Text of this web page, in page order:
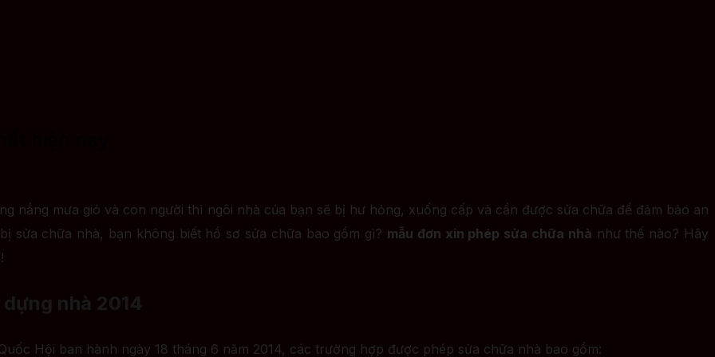
nắng mưa gió và con người thì ngôi nhà của bạn sẽ bị hư hỏng, xuống cấp và cần được sửa chữa để đảm bảo an
sửa chữa nhà, bạn không biết hồ sơ sửa chữa bao gồm gì? mẫu đơn xin phép sửa chữa nhà như thế nào? Hãy
nhà 2014
Hội ban hành ngày 18 tháng 6 năm 2014, các trường hợp được phép sửa chữa nhà bao gồm: